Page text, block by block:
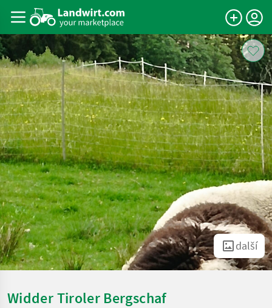
další
Widder Tiroler Bergschaf